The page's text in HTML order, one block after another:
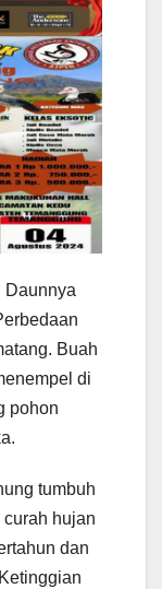
Daunnya
Buah
di
pohon
tumbuh
hujan
dan